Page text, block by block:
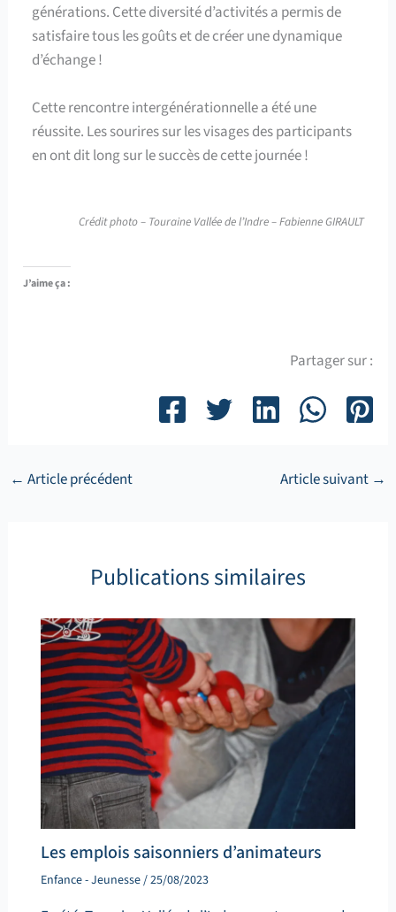
générations. Cette diversité d’activités a permis de
satisfaire tous les goûts et de créer une dynamique
d’échange !
Cette rencontre intergénérationnelle a été une
réussite. Les sourires sur les visages des participants
en ont dit long sur le succès de cette journée !
Crédit photo – Touraine Vallée de l’Indre – Fabienne GIRAULT
J’aime ça :
Partager sur :
← Article précédent Article suivant →
Publications similaires
Les emplois saisonniers d’animateurs
Enfance - Jeunesse/25/08/2023